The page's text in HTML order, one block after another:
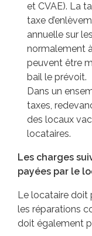
et CVAE). La
taxe
annuelle sur
normalement
peuvent être
bail le prévoit.
Dans un
taxes,
des locaux
locataires.
Les charges
payées par le
Le locataire doit
les réparations
doit également